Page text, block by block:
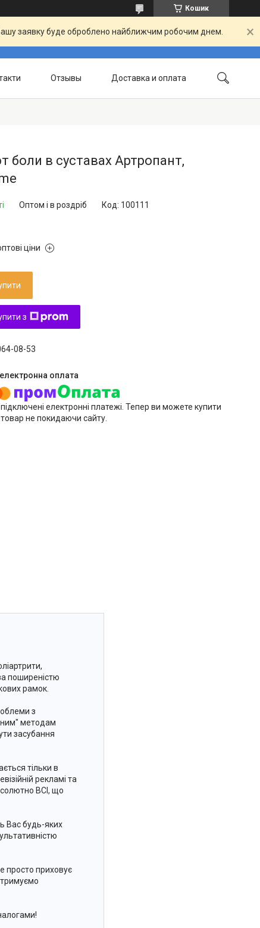
Кошик
заявку буде оброблено найближчим робочим днем.
Отзывы Доставка и оплата
боли в суставах Артропант,
Оптом і в роздріб Код: 100111
ціни
з
08-53
підключені електронні платежі. Тепер ви можете купити
не покидаючи сайту.
поширеністю
рамок.
з
методам
засубання
тільки в
рекламі та
ВСІ, що
Вас будь-яких
просто приховує